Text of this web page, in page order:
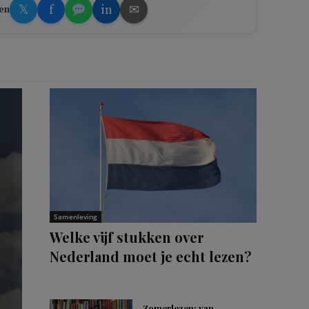
𝕏 f in ✉
Samenleving
Welke vijf stukken over
Nederland moet je echt lezen?